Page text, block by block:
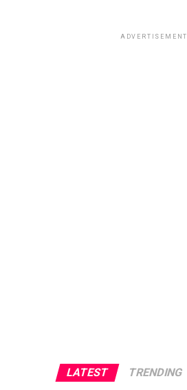
ADVERTISEMENT
LATEST TRENDING